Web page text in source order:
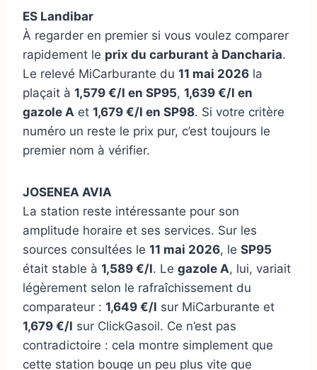
ES Landibar
À regarder en premier si vous voulez comparer
rapidement le prix du carburant à Dancharia.
Le relevé MiCarburante du 11 mai 2026 la
plaçait à 1,579 €/l en SP95, 1,639 €/l en
gazole A et 1,679 €/l en SP98. Si votre critère
numéro un reste le prix pur, c’est toujours le
premier nom à vérifier.
JOSENEA AVIA
La station reste intéressante pour son
amplitude horaire et ses services. Sur les
sources consultées le 11 mai 2026, le SP95
était stable à 1,589 €/l. Le gazole A, lui, variait
légèrement selon le rafraîchissement du
comparateur : 1,649 €/l sur MiCarburante et
1,679 €/l sur ClickGasoil. Ce n’est pas
contradictoire : cela montre simplement que
cette station bouge un peu plus vite que